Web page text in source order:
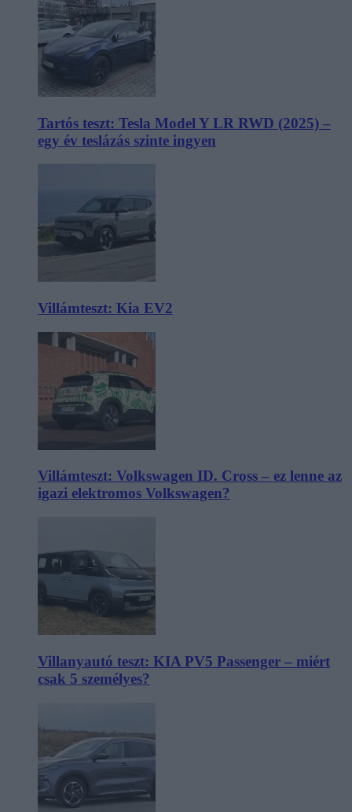
Tartós teszt: Tesla Model Y LR RWD (2025) –
egy év teslázás szinte ingyen
Villámteszt: Kia EV2
Villámteszt: Volkswagen ID. Cross – ez lenne az
igazi elektromos Volkswagen?
Villanyautó teszt: KIA PV5 Passenger – miért
csak 5 személyes?